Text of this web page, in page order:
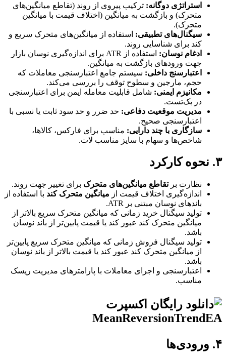
استراتژی دوگانه: ترکیب پیروی از روند (تقاطع میانگین‌های
متحرک) و بازگشت به میانگین (اختلاف قیمت با میانگین
متحرک).
سیگنال‌های تطبیقی: استفاده از میانگین‌های متحرک سریع و
کند برای شناسایی روند.
ادغام نوسان:
استفاده از ATR برای اندازه‌گیری نوسان بازار
جهت ورودهای بازگشت به میانگین.
اعتبارسنج داخلی: سیستم جامع اعتبارسنجی معاملات که
حجم، مارجین و سطوح توقف را بررسی می‌کند.
مکانیزم ایمنی: شامل قابلیت معامله ایمن برای اعتبارسنجی
در بک‌تست.
مدیریت موقعیت دفاعی: حد ضرر و حد سود ثابت یا نسبی با
اعتبارسنجی صحیح.
سازگاری با چند دارایی: مناسب برای فارکس، کالاها،
شاخص‌ها و سهام با سایز مناسب لات.
۳. نحوه کارکرد
نظارت برتقاطع میانگین‌های متحرک برای تغییر جهت روند.
اندازه‌گیری اختلاف قیمت از میانگین متحرک کند با استفاده از
باندهای نوسان مبتنی بر ATR.
تولید سیگنال خرید زمانی که میانگین متحرک سریع بالاتر از
میانگین متحرک کند عبور کند یا قیمت پایین‌تر از باند نوسان
باشد.
تولید سیگنال فروش زمانی که میانگین متحرک سریع پایین‌تر
از میانگین متحرک کند عبور کند یا قیمت بالاتر از باند نوسان
باشد.
اعتبارسنجی و اجرای معاملات با پارامترهای مدیریت ریسک
مناسب.
۴. ورودی‌ها